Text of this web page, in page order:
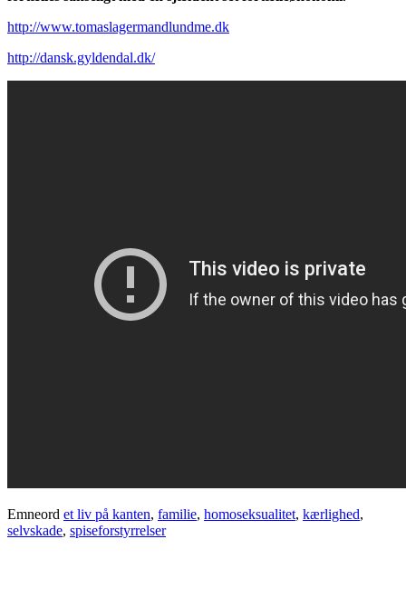
http://www.tomaslagermandlundme.dk
http://dansk.gyldendal.dk/
Emneord et liv på kanten, familie, homoseksualitet, kærlighed,
selvskade, spiseforstyrrelser